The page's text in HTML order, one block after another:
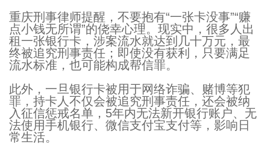
重庆刑事律师提醒，不要抱有“一张卡没事”“赚
点小钱无所谓”的侥幸心理。现实中，很多人出
租一张银行卡，涉案流水就达到几十万元，最
终被追究刑事责任；即使没有获利，只要满足
流水标准，也可能构成帮信罪。
此外，一旦银行卡被用于网络诈骗、赌博等犯
罪，持卡人不仅会被追究刑事责任，还会被纳
入征信惩戒名单，5年内无法新开银行账户、无
法使用手机银行、微信支付宝支付等，影响日
常生活。